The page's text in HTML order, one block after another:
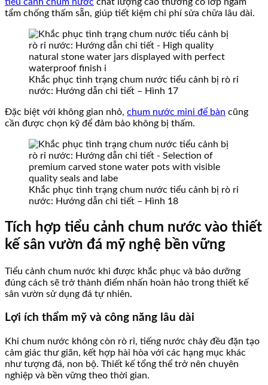
tẩm chống thấm sẵn, giúp tiết kiệm chi phí sửa chữa lâu dài.
Khắc phục tình trạng chum nước tiểu cảnh bị rò rỉ
nước: Hướng dẫn chi tiết – Hình 17
Đặc biệt với không gian nhỏ, chum nước mini để bàn cũng
cần được chọn kỹ để đảm bảo không bị thấm.
Khắc phục tình trạng chum nước tiểu cảnh bị rò rỉ
nước: Hướng dẫn chi tiết – Hình 18
Tích hợp tiểu cảnh chum nước vào thiết
kế sân vườn đá mỹ nghệ bền vững
Tiểu cảnh chum nước khi được khắc phục và bảo dưỡng
đúng cách sẽ trở thành điểm nhấn hoàn hảo trong thiết kế
sân vườn sử dụng đá tự nhiên.
Lợi ích thẩm mỹ và công năng lâu dài
Khi chum nước không còn rò rỉ, tiếng nước chảy đều đặn tạo
cảm giác thư giãn, kết hợp hài hòa với các hạng mục khác
như tượng đá, non bộ. Thiết kế tổng thể trở nên chuyên
nghiệp và bền vững theo thời gian.